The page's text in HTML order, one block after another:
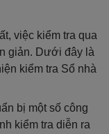
việc kiểm tra qua
giản. Dưới đây là
kiểm tra Sổ nhà
bị một số công
kiểm tra diễn ra